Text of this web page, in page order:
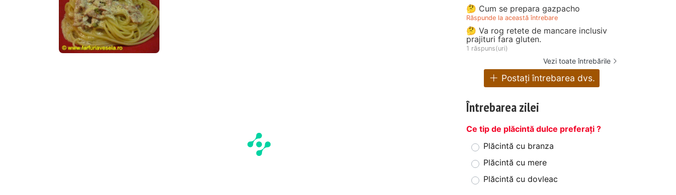
🤔 Cum se prepara gazpacho
Răspunde la această întrebare
🤔 Va rog retete de mancare inclusiv
prajituri fara gluten.
1 răspuns(uri)
Vezi toate întrebările
Postați întrebarea dvs.
Întrebarea zilei
Ce tip de plăcintă dulce preferați ?
Plăcintă cu branza
Plăcintă cu mere
Plăcintă cu dovleac